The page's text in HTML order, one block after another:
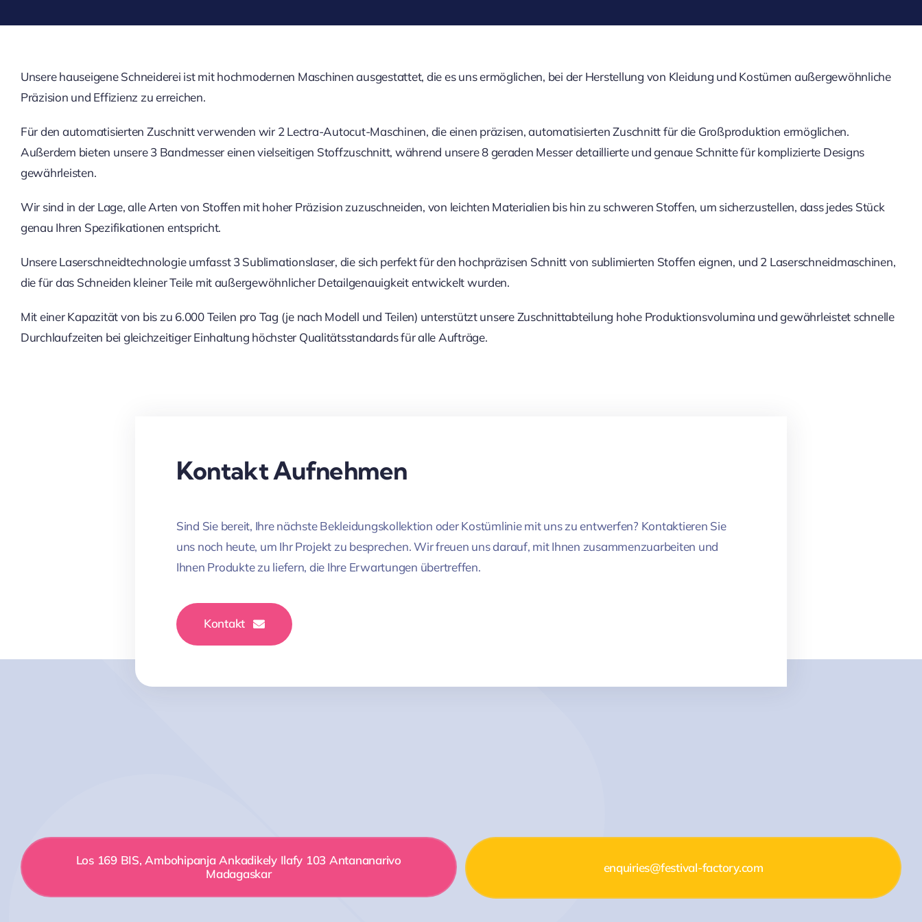
Unsere hauseigene Schneiderei ist mit hochmodernen Maschinen ausgestattet, die es uns ermöglichen, bei der Herstellung von Kleidung und Kostümen außergewöhnliche
Präzision und Effizienz zu erreichen.
Für den automatisierten Zuschnitt verwenden wir 2 Lectra-Autocut-Maschinen, die einen präzisen, automatisierten Zuschnitt für die Großproduktion ermöglichen.
Außerdem bieten unsere 3 Bandmesser einen vielseitigen Stoffzuschnitt, während unsere 8 geraden Messer detaillierte und genaue Schnitte für komplizierte Designs
gewährleisten.
Wir sind in der Lage, alle Arten von Stoffen mit hoher Präzision zuzuschneiden, von leichten Materialien bis hin zu schweren Stoffen, um sicherzustellen, dass jedes Stück
genau Ihren Spezifikationen entspricht.
Unsere Laserschneidtechnologie umfasst 3 Sublimationslaser, die sich perfekt für den hochpräzisen Schnitt von sublimierten Stoffen eignen, und 2 Laserschneidmaschinen,
die für das Schneiden kleiner Teile mit außergewöhnlicher Detailgenauigkeit entwickelt wurden.
Mit einer Kapazität von bis zu 6.000 Teilen pro Tag (je nach Modell und Teilen) unterstützt unsere Zuschnittabteilung hohe Produktionsvolumina und gewährleistet schnelle
Durchlaufzeiten bei gleichzeitiger Einhaltung höchster Qualitätsstandards für alle Aufträge.
Kontakt Aufnehmen
Sind Sie bereit, Ihre nächste Bekleidungskollektion oder Kostümlinie mit uns zu entwerfen? Kontaktieren Sie
uns noch heute, um Ihr Projekt zu besprechen. Wir freuen uns darauf, mit Ihnen zusammenzuarbeiten und
Ihnen Produkte zu liefern, die Ihre Erwartungen übertreffen.
Kontakt
Los 169 BIS, Ambohipanja Ankadikely Ilafy 103 Antananarivo
Madagaskar
enquiries@festival-factory.com